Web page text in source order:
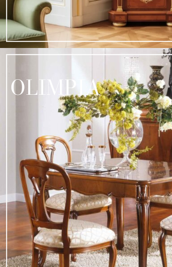
OLIMPIA